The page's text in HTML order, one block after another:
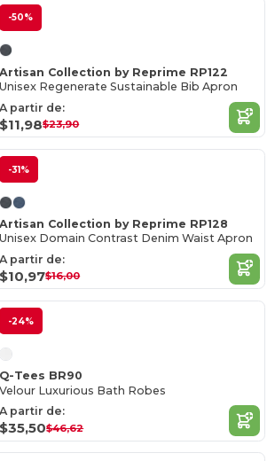
-50%
Artisan Collection by Reprime RP122
Unisex Regenerate Sustainable Bib Apron
A partir de:
$11,98$23,90
-31%
Artisan Collection by Reprime RP128
Unisex Domain Contrast Denim Waist Apron
A partir de:
$10,97$16,00
-24%
Q-Tees BR90
Velour Luxurious Bath Robes
A partir de:
$35,50$46,62